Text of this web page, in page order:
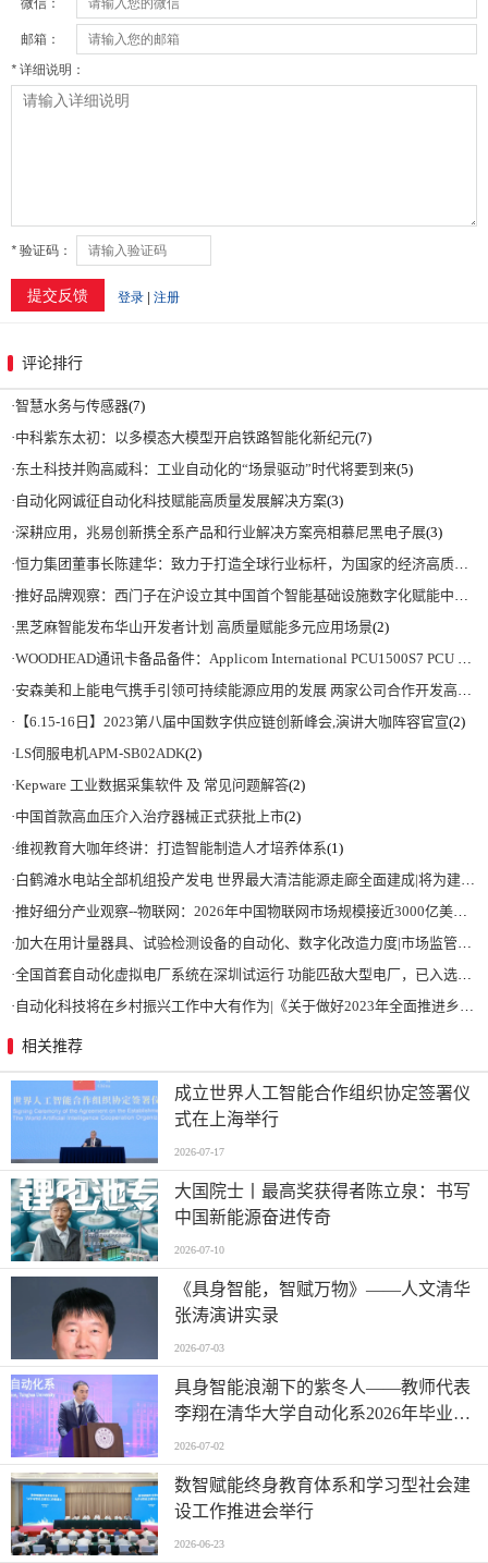
评论排行
·智慧水务与传感器(7)
·中科紫东太初：以多模态大模型开启铁路智能化新纪元(7)
·东土科技并购高威科：工业自动化的“场景驱动”时代将要到来(5)
· 自动化网诚征自动化科技赋能高质量发展解决方案(3)
·深耕应用，兆易创新携全系产品和行业解决方案亮相慕尼黑电子展(3)
·恒力集团董事长陈建华：致力于打造全球行业标杆，为国家的经济高质量发展贡献更大力量|上海电气集团党委书记、董事长吴磊来访
·推好品牌观察：西门子在沪设立其中国首个智能基础设施数字化赋能中心
·黑芝麻智能发布华山开发者计划 高质量赋能多元应用场景(2)
·WOODHEAD通讯卡备品备件：Applicom International PCU1500S7 PCU 1500 S7 V4.5.0
·安森美和上能电气携手引领可持续能源应用的发展 两家公司合作开发高性能储能和太阳能组串式逆变器方案 以实现可持续的未来
· 【6.15-16日】2023第八届中国数字供应链创新峰会,演讲大咖阵容官宣(2)
·LS伺服电机APM-SB02ADK(2)
·Kepware 工业数据采集软件 及 常见问题解答(2)
·中国首款高血压介入治疗器械正式获批上市(2)
·维视教育大咖年终讲：打造智能制造人才培养体系(1)
·白鹤滩水电站全部机组投产发电 世界最大清洁能源走廊全面建成|将为建设新型能源体系、保障国家能源安全、实现“双碳”目标提供有力支撑
·推好细分产业观察--物联网：2026年中国物联网市场规模接近3000亿美元 智慧工厂、智慧城市、智慧电网等将占60%以上
·加大在用计量器具、试验检测设备的自动化、数字化改造力度|市场监管总局 工业和信息化部 关于促进企业计量能力提升的指导意见
·全国首套自动化虚拟电厂系统在深圳试运行 功能匹敌大型电厂，已入选国际典型案例
· 自动化科技将在乡村振兴工作中大有作为|《关于做好2023年全面推进乡村振兴重点工作的意见》发布
相关推荐
成立世界人工智能合作组织协定签署仪
式在上海举行
2026-07-17
大国院士丨最高奖获得者陈立泉：书写
中国新能源奋进传奇
2026-07-10
《具身智能，智赋万物》——人文清华
张涛演讲实录
2026-07-03
具身智能浪潮下的紫冬人——教师代表
李翔在清华大学自动化系2026年毕业典
礼上的讲话
2026-07-02
数智赋能终身教育体系和学习型社会建
设工作推进会举行
2026-06-23